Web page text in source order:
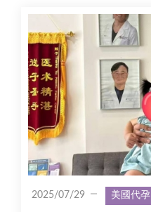
2025/07/29 美國代孕